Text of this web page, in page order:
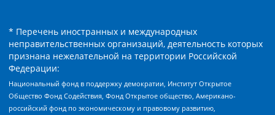
* Перечень иностранных и международных
неправительственных организаций, деятельность которых
признана нежелательной на территории Российской
Федерации:
Национальный фонд в поддержку демократии, Институт Открытое
Общество Фонд Содействия, Фонд Открытое общество, Американо-
российский фонд по экономическому и правовому развитию,